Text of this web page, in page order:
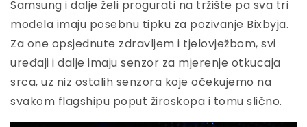
Samsung i dalje želi progurati na tržište pa sva tri
modela imaju posebnu tipku za pozivanje Bixbyja.
Za one opsjednute zdravljem i tjelovježbom, svi
uređaji i dalje imaju senzor za mjerenje otkucaja
srca, uz niz ostalih senzora koje očekujemo na
svakom flagshipu poput žiroskopa i tomu slično.